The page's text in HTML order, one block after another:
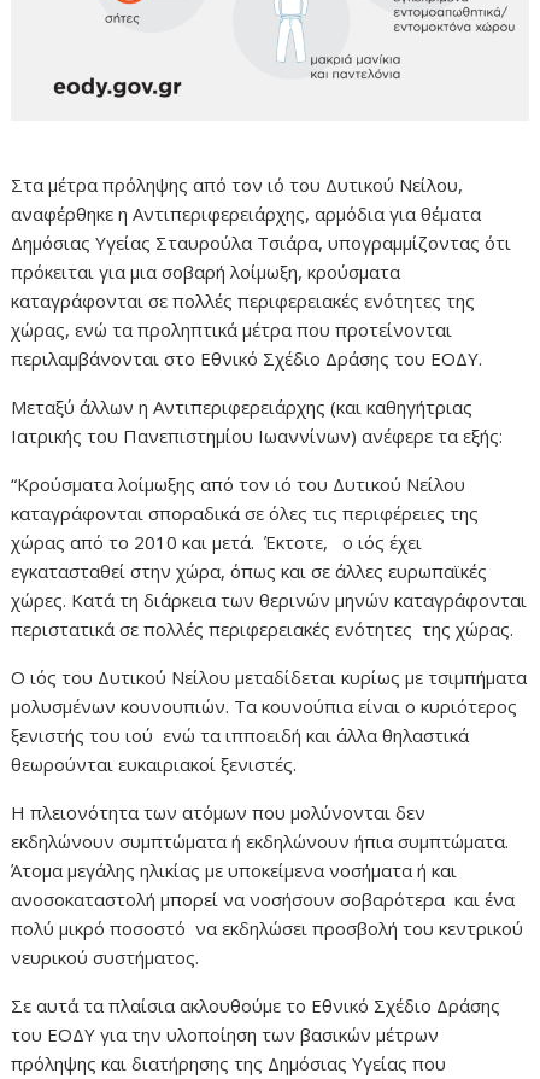
Στα μέτρα πρόληψης από τον ιό του Δυτικού Νείλου,
αναφέρθηκε η Αντιπεριφερειάρχης, αρμόδια για θέματα
Δημόσιας Υγείας Σταυρούλα Τσιάρα, υπογραμμίζοντας ότι
πρόκειται για μια σοβαρή λοίμωξη, κρούσματα
καταγράφονται σε πολλές περιφερειακές ενότητες της
χώρας, ενώ τα προληπτικά μέτρα που προτείνονται
περιλαμβάνονται στο Εθνικό Σχέδιο Δράσης του ΕΟΔΥ.
Μεταξύ άλλων η Αντιπεριφερειάρχης (και καθηγήτριας
Ιατρικής του Πανεπιστημίου Ιωαννίνων) ανέφερε τα εξής:
“Κρούσματα λοίμωξης από τον ιό του Δυτικού Νείλου
καταγράφονται σποραδικά σε όλες τις περιφέρειες της
χώρας από το 2010 και μετά. Έκτοτε, ο ιός έχει
εγκατασταθεί στην χώρα, όπως και σε άλλες ευρωπαϊκές
χώρες. Κατά τη διάρκεια των θερινών μηνών καταγράφονται
περιστατικά σε πολλές περιφερειακές ενότητες της χώρας.
Ο ιός του Δυτικού Νείλου μεταδίδεται κυρίως με τσιμπήματα
μολυσμένων κουνουπιών. Τα κουνούπια είναι ο κυριότερος
ξενιστής του ιού ενώ τα ιπποειδή και άλλα θηλαστικά
θεωρούνται ευκαιριακοί ξενιστές.
Η πλειονότητα των ατόμων που μολύνονται δεν
εκδηλώνουν συμπτώματα ή εκδηλώνουν ήπια συμπτώματα.
Άτομα μεγάλης ηλικίας με υποκείμενα νοσήματα ή και
ανοσοκαταστολή μπορεί να νοσήσουν σοβαρότερα και ένα
πολύ μικρό ποσοστό να εκδηλώσει προσβολή του κεντρικού
νευρικού συστήματος.
Σε αυτά τα πλαίσια ακλουθούμε το Εθνικό Σχέδιο Δράσης
του ΕΟΔΥ για την υλοποίηση των βασικών μέτρων
πρόληψης και διατήρησης της Δημόσιας Υγείας που